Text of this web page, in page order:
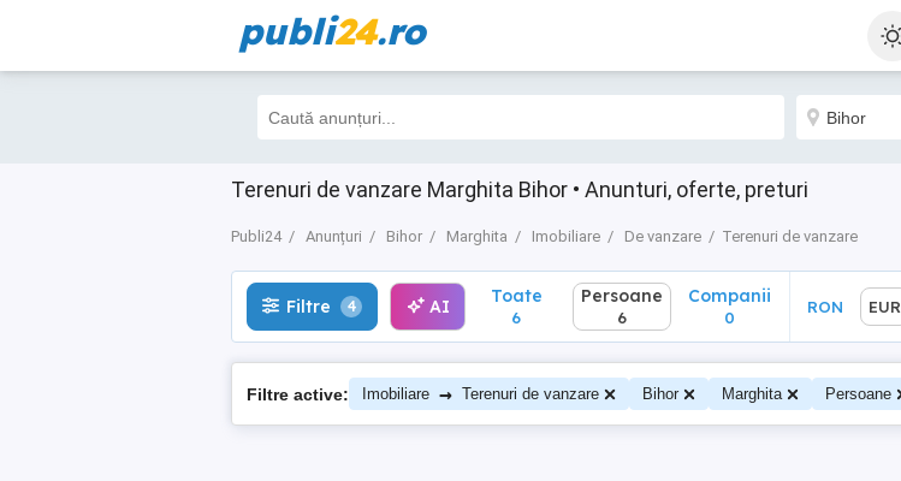
publi24.ro
Terenuri de vanzare Marghita Bihor • Anunturi, oferte, preturi
Publi24 Anunțuri Bihor Marghita Imobiliare De vanzare Terenuri de vanzare
Filtre 4 AI EUR
Filtre 4 AI Toate
6
Persoane
6
Companii
0
RON EUR
Filtre active: Imobiliare → Terenuri de vanzare Bihor Marghita Persoane